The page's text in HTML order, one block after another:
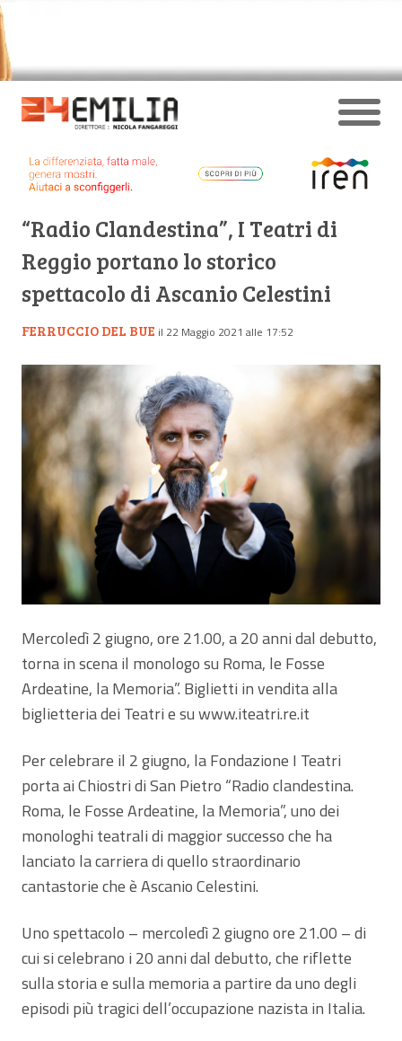
“Radio Clandestina”, I Teatri di
Reggio portano lo storico
spettacolo di Ascanio Celestini
FERRUCCIO DEL BUE il 22 Maggio 2021 alle 17:52
Mercoledì 2 giugno, ore 21.00, a 20 anni dal debutto,
torna in scena il monologo su Roma, le Fosse
Ardeatine, la Memoria”. Biglietti in vendita alla
biglietteria dei Teatri e su www.iteatri.re.it
Per celebrare il 2 giugno, la Fondazione I Teatri
porta ai Chiostri di San Pietro “Radio clandestina.
Roma, le Fosse Ardeatine, la Memoria”, uno dei
monologhi teatrali di maggior successo che ha
lanciato la carriera di quello straordinario
cantastorie che è Ascanio Celestini.
Uno spettacolo – mercoledì 2 giugno ore 21.00 – di
cui si celebrano i 20 anni dal debutto, che riflette
sulla storia e sulla memoria a partire da uno degli
episodi più tragici dell’occupazione nazista in Italia.